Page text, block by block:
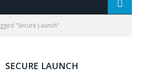
"Secure Launch"
SECURE LAUNCH